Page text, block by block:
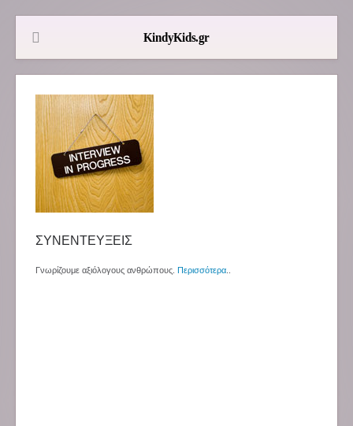
ΣΥΝΕΝΤΕΥΞΕΙΣ
Γνωρίζουμε αξιόλογους ανθρώπους. Περισσότερα